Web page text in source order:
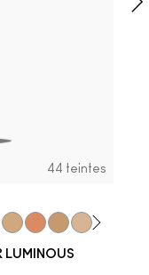
44 teintes
LUMINOUS